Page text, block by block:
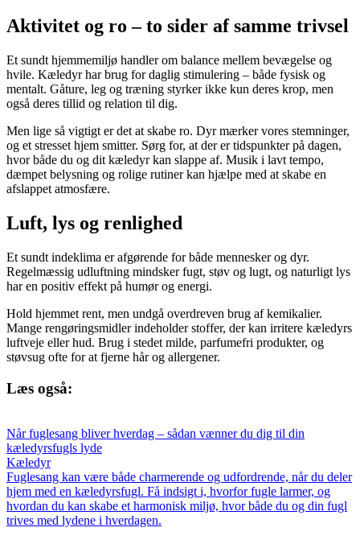
Aktivitet og ro – to sider af samme trivsel
Et sundt hjemmemiljø handler om balance mellem bevægelse og
hvile. Kæledyr har brug for daglig stimulering – både fysisk og
mentalt. Gåture, leg og træning styrker ikke kun deres krop, men
også deres tillid og relation til dig.
Men lige så vigtigt er det at skabe ro. Dyr mærker vores stemninger,
og et stresset hjem smitter. Sørg for, at der er tidspunkter på dagen,
hvor både du og dit kæledyr kan slappe af. Musik i lavt tempo,
dæmpet belysning og rolige rutiner kan hjælpe med at skabe en
afslappet atmosfære.
Luft, lys og renlighed
Et sundt indeklima er afgørende for både mennesker og dyr.
Regelmæssig udluftning mindsker fugt, støv og lugt, og naturligt lys
har en positiv effekt på humør og energi.
Hold hjemmet rent, men undgå overdreven brug af kemikalier.
Mange rengøringsmidler indeholder stoffer, der kan irritere kæledyrs
luftveje eller hud. Brug i stedet milde, parfumefri produkter, og
støvsug ofte for at fjerne hår og allergener.
Læs også:
Når fuglesang bliver hverdag – sådan vænner du dig til din
kæledyrsfugls lyde
Kæledyr
Fuglesang kan være både charmerende og udfordrende, når du deler
hjem med en kæledyrsfugl. Få indsigt i, hvorfor fugle larmer, og
hvordan du kan skabe et harmonisk miljø, hvor både du og din fugl
trives med lydene i hverdagen.